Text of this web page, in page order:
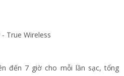
True Wireless
đến 7 giờ cho mỗi lần sạc, tổng